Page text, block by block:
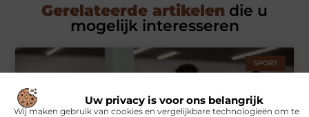
Uw privacy is voor ons belangrijk
Wij maken gebruik van cookies en vergelijkbare technologieën om te
Gerelateerde artikelen die u
mogelijk interesseren
SPORT